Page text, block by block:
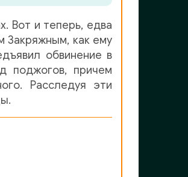
Вот и теперь, едва
Закряжным, как ему
обвинение в
поджогов, причем
Расследуя эти